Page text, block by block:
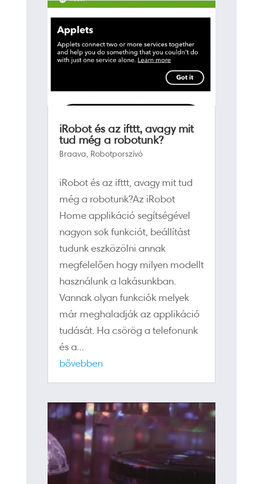
iRobot és az ifttt, avagy mit
tud még a robotunk?
Braava Robotporszívó
iRobot és az ifttt, avagy mit tud
még a robotunk?Az iRobot
Home applikáció segítségével
nagyon sok funkciót, beállítást
tudunk eszközölni annak
megfelelően hogy milyen modellt
használunk a lakásunkban.
Vannak olyan funkciók melyek
már meghaladják az applikáció
tudását. Ha csörög a telefonunk
és a...
bővebben